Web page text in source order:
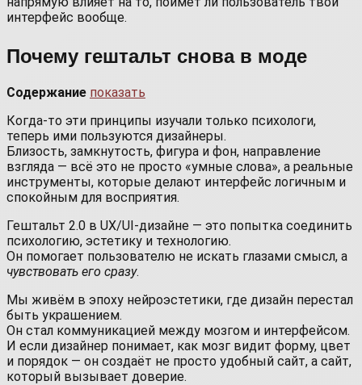
интерфейс вообще.
Почему гештальт снова в моде
Содержание показать
Когда-то эти принципы изучали только психологи,
теперь ими пользуются дизайнеры.
Близость, замкнутость, фигура и фон, направление
взгляда — всё это не просто «умные слова», а реальные
инструменты, которые делают интерфейс логичным и
спокойным для восприятия.
Гештальт 2.0 в UX/UI-дизайне — это попытка соединить
психологию, эстетику и технологию.
Он помогает пользователю не искать глазами смысл, а
чувствовать его сразу.
Мы живём в эпоху нейроэстетики, где дизайн перестал
быть украшением.
Он стал коммуникацией между мозгом и интерфейсом.
И если дизайнер понимает, как мозг видит форму, цвет
и порядок — он создаёт не просто удобный сайт, а сайт,
который вызывает доверие.